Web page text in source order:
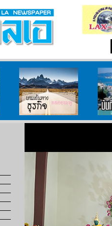
บนเส้นทางธุรกิจ บั